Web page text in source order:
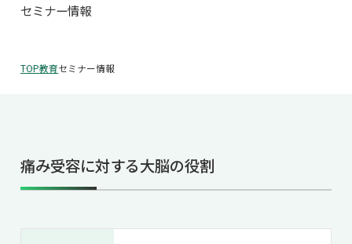
領域の概要・特色
領域賞の紹介
研究室一覧
共用機器・設備紹介
教育TOP
入試情報
セミナー情報
TOP教育セミナー情報
痛み受容に対する大脳の役割